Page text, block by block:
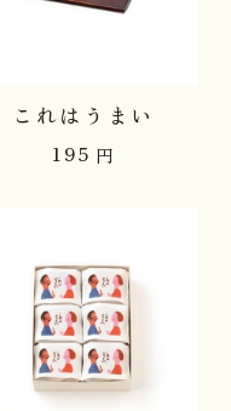
これはうまい
195 円